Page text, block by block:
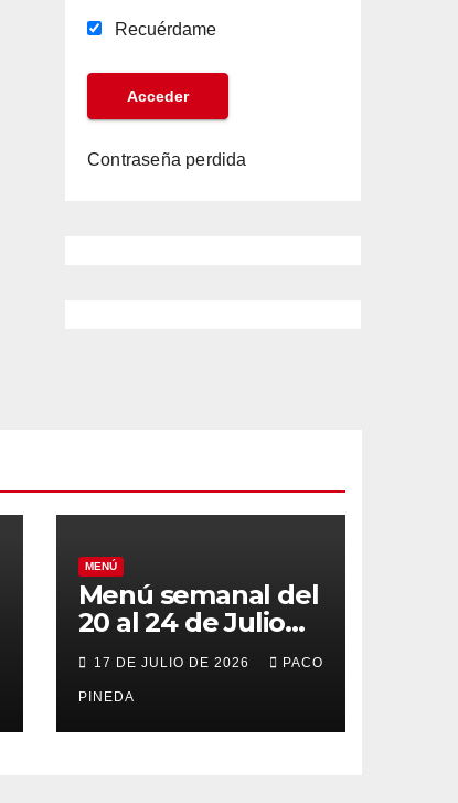
Recuérdame
Contraseña perdida
MENÚ
Menú semanal del
20 al 24 de Julio
de 2026
17 DE JULIO DE 2026 PACO
PINEDA